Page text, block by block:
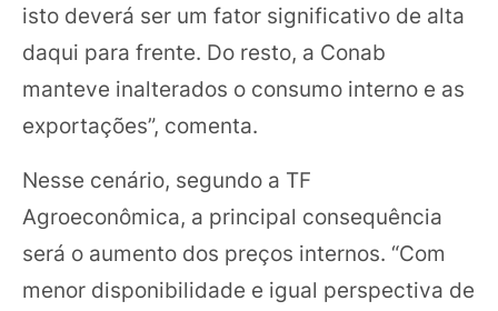
isto deverá ser um fator significativo de alta
daqui para frente. Do resto, a Conab
manteve inalterados o consumo interno e as
exportações”, comenta.
Nesse cenário, segundo a TF
Agroeconômica, a principal consequência
será o aumento dos preços internos. “Com
menor disponibilidade e igual perspectiva de